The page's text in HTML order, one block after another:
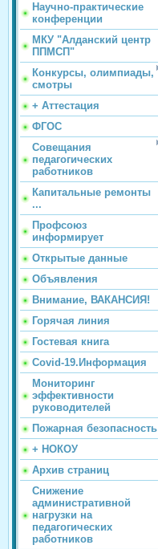
Научно-практические
конференции
МКУ "Алданский центр
ППМСП"
Конкурсы, олимпиады,
смотры
+ Аттестация
ФГОС
Совещания
педагогических
работников
Капитальные ремонты
...
Профсоюз
информирует
Открытые данные
Объявления
Внимание, ВАКАНСИЯ!
Горячая линия
Гостевая книга
Covid-19.Информация
Мониторинг
эффективности
руководителей
Пожарная безопасность
+ НОКОУ
Архив страниц
Снижение
административной
нагрузки на
педагогических
работников